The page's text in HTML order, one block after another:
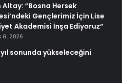
Altay: “Bosna Hersek
Gençlerimiz İçin Lise
Akademisi İnşa Ediyoruz”
6, 2026
sonunda yükseleceğini